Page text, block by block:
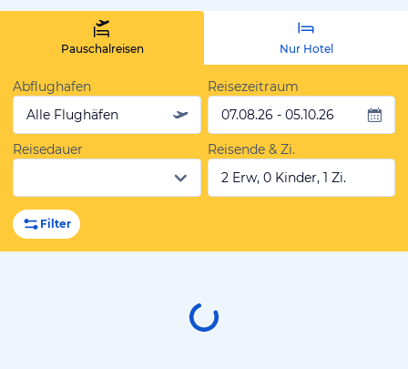
Pauschalreisen Nur Hotel
Abflughafen
Alle Flughäfen
Reisezeitraum
07.08.26 - 05.10.26
Reisedauer
Reisende & Zi.
2 Erw, 0 Kinder, 1 Zi.
Filter